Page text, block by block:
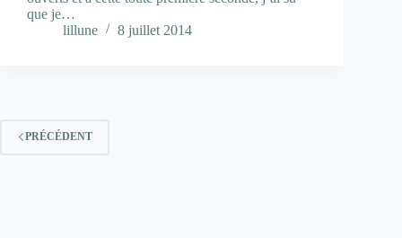
que je…
lillune
8 juillet 2014
PRÉCÉDENT